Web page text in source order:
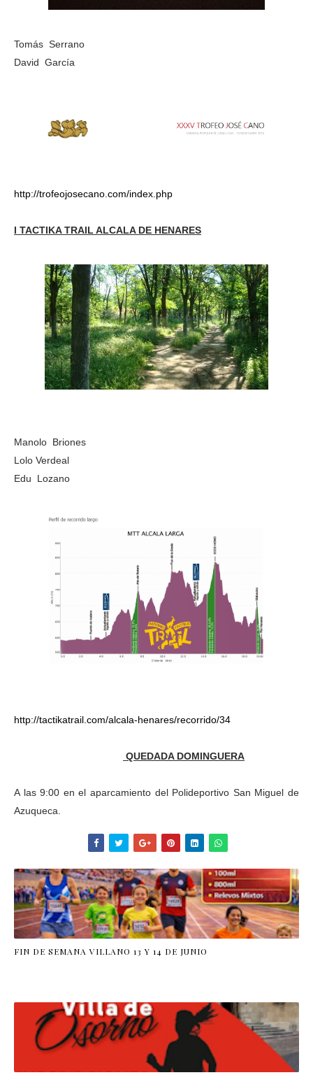
Tomás Serrano
David García
http://trofeojosecano.com/index.php
I TACTIKA TRAIL ALCALA DE HENARES
Manolo Briones
Lolo Verdeal
Edu Lozano
http://tactikatrail.com/alcala-henares/recorrido/34
QUEDADA DOMINGUERA
A las 9:00 en el aparcamiento del Polideportivo San Miguel de
Azuqueca.
FIN DE SEMANA VILLANO 13 Y 14 DE JUNIO